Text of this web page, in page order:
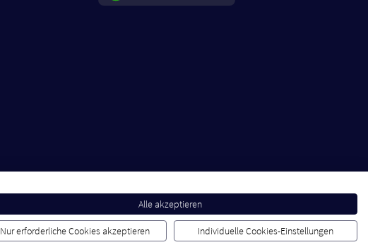
Alle akzeptieren
Nur erforderliche Cookies akzeptieren Individuelle Cookies-Einstellungen